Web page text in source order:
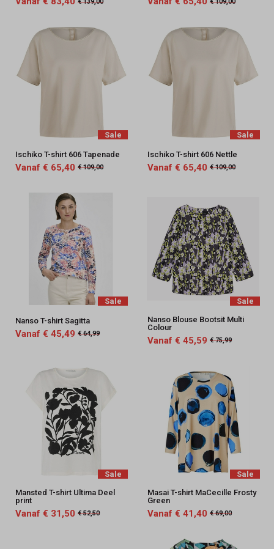
Sale
Ischiko T-shirt 606 Tapenade
Vanaf € 65,40 € 109,00
Sale
Ischiko T-shirt 606 Nettle
Vanaf € 65,40 € 109,00
Sale
Nanso T-shirt Sagitta
Vanaf € 45,49 € 64,99
Sale
Nanso Blouse Bootsit Multi
Colour
Vanaf € 45,59 € 75,99
Sale
Mansted T-shirt Ultima Deel
print
Vanaf € 31,50 € 52,50
Sale
Masai T-shirt MaCecille Frosty
Green
Vanaf € 41,40 € 69,00